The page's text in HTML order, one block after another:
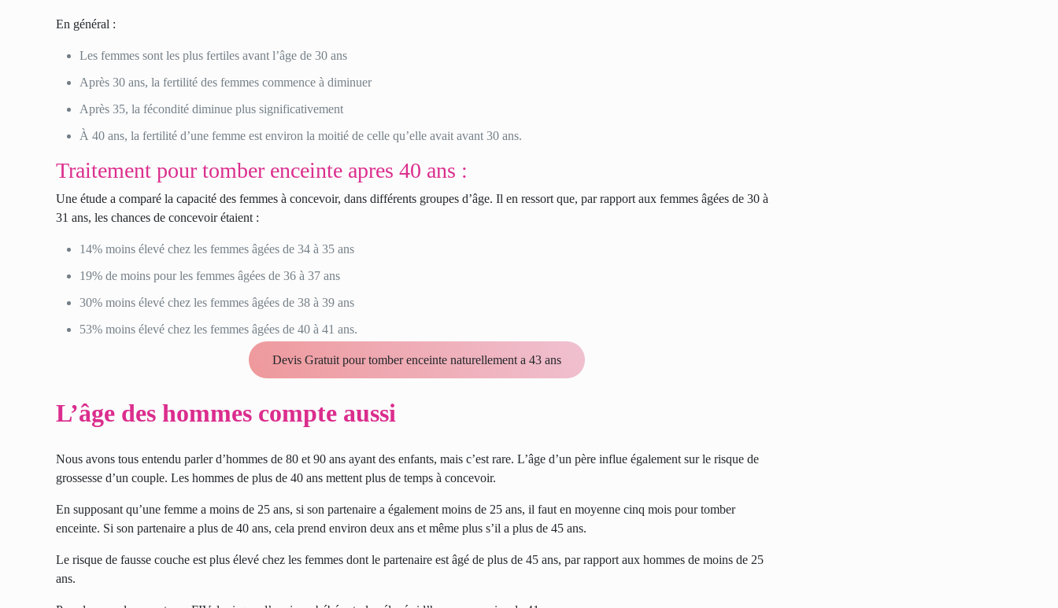
En général :
Les femmes sont les plus fertiles avant l’âge de 30 ans
Après 30 ans, la fertilité des femmes commence à diminuer
Après 35, la fécondité diminue plus significativement
À 40 ans, la fertilité d’une femme est environ la moitié de celle qu’elle avait avant 30 ans.
Traitement pour tomber enceinte apres 40 ans :
Une étude a comparé la capacité des femmes à concevoir, dans différents groupes d’âge. Il en ressort que, par rapport aux femmes âgées de 30 à
31 ans, les chances de concevoir étaient :
14% moins élevé chez les femmes âgées de 34 à 35 ans
19% de moins pour les femmes âgées de 36 à 37 ans
30% moins élevé chez les femmes âgées de 38 à 39 ans
53% moins élevé chez les femmes âgées de 40 à 41 ans.
Devis Gratuit pour tomber enceinte naturellement a 43 ans
L’âge des hommes compte aussi
Nous avons tous entendu parler d’hommes de 80 et 90 ans ayant des enfants, mais c’est rare. L’âge d’un père influe également sur le risque de
grossesse d’un couple. Les hommes de plus de 40 ans mettent plus de temps à concevoir.
En supposant qu’une femme a moins de 25 ans, si son partenaire a également moins de 25 ans, il faut en moyenne cinq mois pour tomber
enceinte. Si son partenaire a plus de 40 ans, cela prend environ deux ans et même plus s’il a plus de 45 ans.
Le risque de fausse couche est plus élevé chez les femmes dont le partenaire est âgé de plus de 45 ans, par rapport aux hommes de moins de 25
ans.